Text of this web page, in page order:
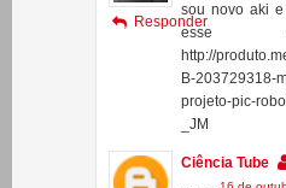
Lucas
16 de
Olá
sou novo aki
esse
http://
B-203729318-
projeto-pic-
Responder